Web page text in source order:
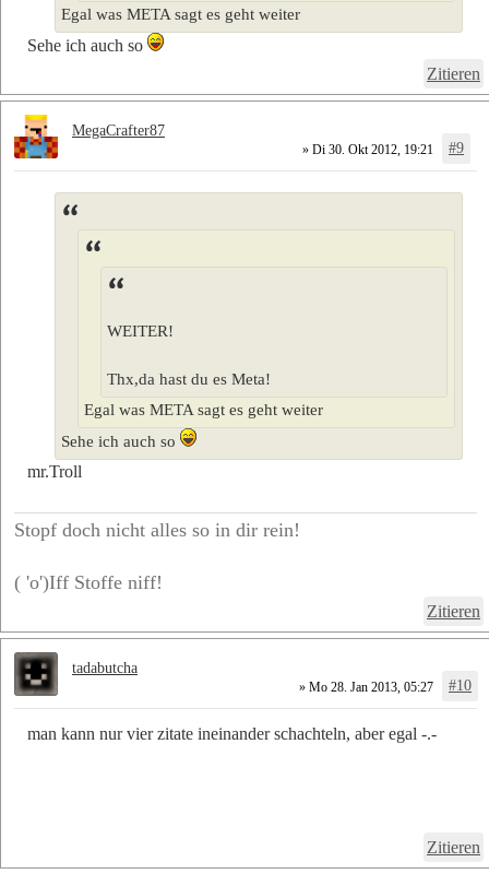
Egal was META sagt es geht weiter
Sehe ich auch so
Zitieren
» Di 30. Okt 2012, 19:21 #9
WEITER!
Thx,da hast du es Meta!
Egal was META sagt es geht weiter
Sehe ich auch so
mr.Troll
Stopf doch nicht alles so in dir rein!
( 'o')Iff Stoffe niff!
Zitieren
MegaCrafter87
» Mo 28. Jan 2013, 05:27 #10
man kann nur vier zitate ineinander schachteln, aber egal -.-
Zitieren
tadabutcha